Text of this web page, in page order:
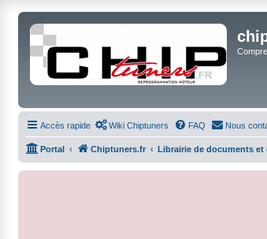
Accès rapide Wiki Chiptuners FAQ Nous
Portal Chiptuners.fr Librairie de documents et